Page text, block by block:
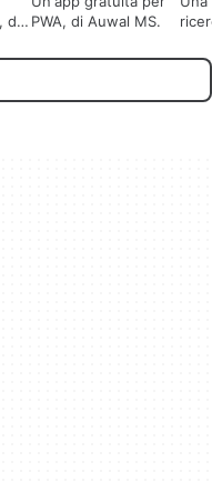
di
PWA, di Auwal MS.